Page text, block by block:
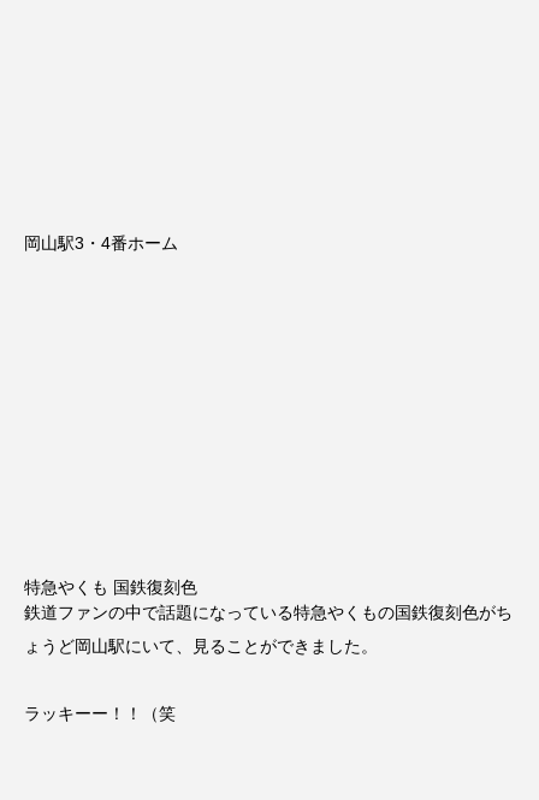
岡山駅3・4番ホーム
特急やくも 国鉄復刻色
鉄道ファンの中で話題になっている特急やくもの国鉄復刻色がち
ょうど岡山駅にいて、見ることができました。
ラッキーー！！（笑